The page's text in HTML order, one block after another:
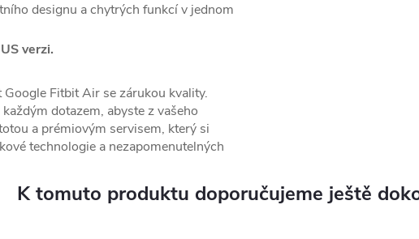
designu a chytrých funkcí v jednom
verzi.
Fitbit Air se zárukou kvality.
dotazem, abyste z vašeho
a prémiovým servisem, který si
technologie a nezapomenutelných
K tomuto produktu doporučujeme ještě